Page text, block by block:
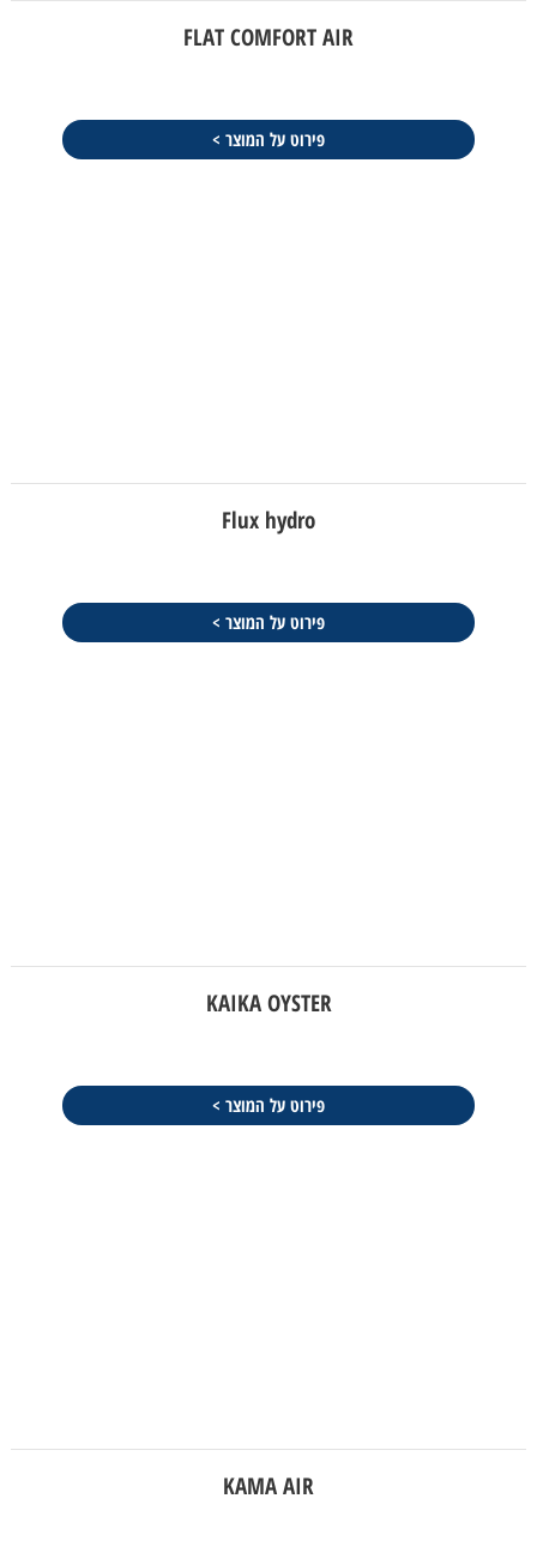
FLAT COMFORT AIR
פירוט על המוצר >
Flux hydro
פירוט על המוצר >
KAIKA OYSTER
פירוט על המוצר >
KAMA AIR